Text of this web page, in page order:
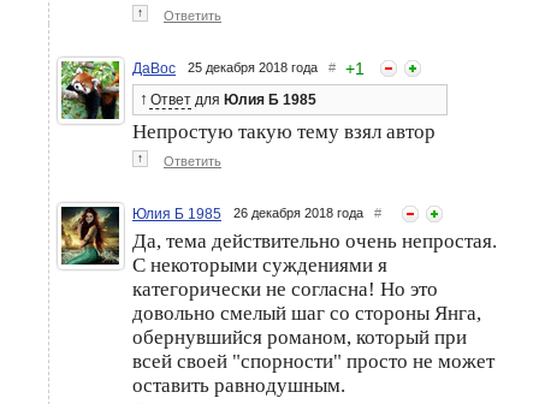
↑ Ответить
ДаВос 25 декабря 2018 года # +1
↑ Ответ для Юлия Б 1985
Непростую такую тему взял автор
↑ Ответить
Юлия Б 1985 26 декабря 2018 года #
Да, тема действительно очень непростая.
С некоторыми суждениями я
категорически не согласна! Но это
довольно смелый шаг со стороны Янга,
обернувшийся романом, который при
всей своей "спорности" просто не может
оставить равнодушным.